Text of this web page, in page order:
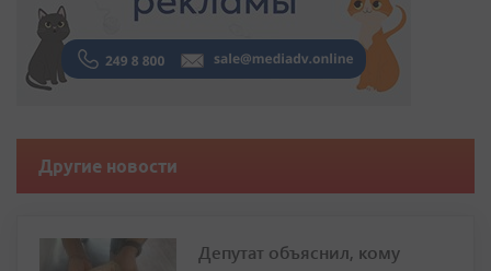
Другие новости
Депутат объяснил, кому